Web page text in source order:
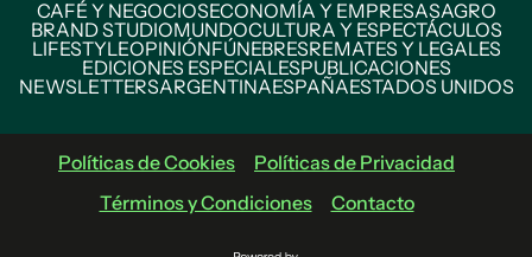
CAFÉ Y NEGOCIOSECONOMÍA Y EMPRESASAGRO
BRAND STUDIOMUNDOCULTURA Y ESPECTÁCULOS
LIFESTYLEOPINIÓNFÚNEBRESREMATES Y LEGALES
EDICIONES ESPECIALESPUBLICACIONES
NEWSLETTERSARGENTINAESPAÑAESTADOS UNIDOS
Políticas de Cookies
Políticas de Privacidad
Términos y Condiciones
Contacto